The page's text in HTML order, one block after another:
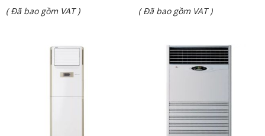
là:
Giá
( Đã bao gồm VAT )
là:
Giá
( Đã bao gồm VAT )